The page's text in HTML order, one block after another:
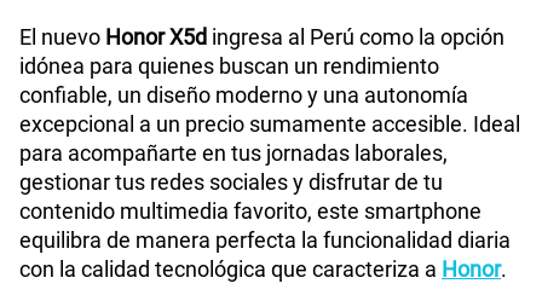
Procesador MediaTek Helio G81
Tamaño de Pantalla
WiFI Si
El nuevo Honor X5d ingresa al Perú como la opción
idónea para quienes buscan un rendimiento
confiable, un diseño moderno y una autonomía
excepcional a un precio sumamente accesible. Ideal
para acompañarte en tus jornadas laborales,
gestionar tus redes sociales y disfrutar de tu
contenido multimedia favorito, este smartphone
equilibra de manera perfecta la funcionalidad diaria
con la calidad tecnológica que caracteriza a Honor.